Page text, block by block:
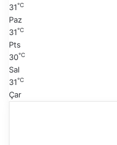
31℃
Paz
31℃
Pts
30℃
Sal
31℃
Çar